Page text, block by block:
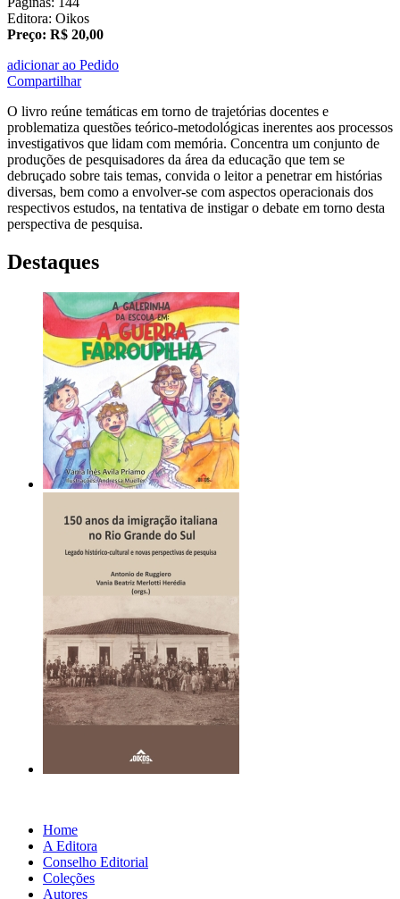
Editora: Oikos
Preço: R$ 20,00
adicionar ao Pedido
Compartilhar
O livro reúne temáticas em torno de trajetórias docentes e
problematiza questões teórico-metodológicas inerentes aos processos
investigativos que lidam com memória. Concentra um conjunto de
produções de pesquisadores da área da educação que tem se
debruçado sobre tais temas, convida o leitor a penetrar em histórias
diversas, bem como a envolver-se com aspectos operacionais dos
respectivos estudos, na tentativa de instigar o debate em torno desta
perspectiva de pesquisa.
Destaques
Home
A Editora
Conselho Editorial
Coleções
Autores